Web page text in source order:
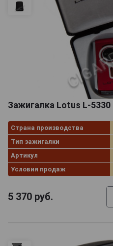
Зажигалка Lotus L-5330
Страна производства
Тип зажигалки
Артикул
Условия продаж
5 370 руб.